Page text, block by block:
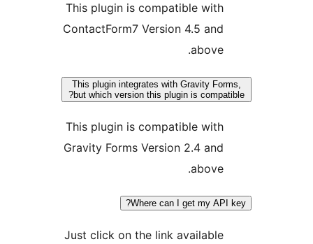
This plugin is compatible with
ContactForm7 Version 4.5 and
This plugin integrates with Gravity
but which version this plugin is
This plugin is compatible with
Gravity Forms Version 2.4 and
Where can I get my
Just click on the link available